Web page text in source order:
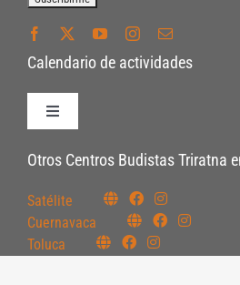
Calendario de actividades
Toggle
Políticas de Inscripción
Políticas Internas
Otros Centros Budistas Triratna
Satélite
Cuernavaca
Toluca